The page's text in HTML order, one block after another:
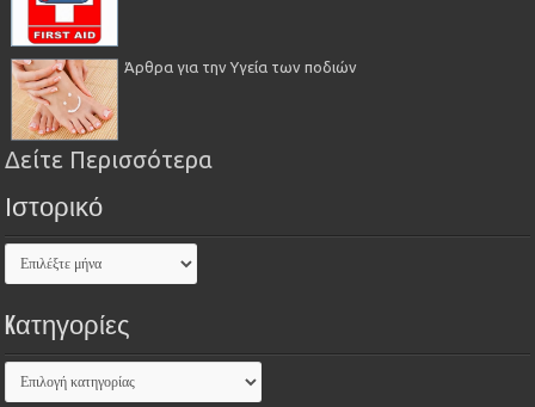
Άρθρα για την Υγεία των ποδιών
Δείτε Περισσότερα
Ιστορικό
Kατηγορίες